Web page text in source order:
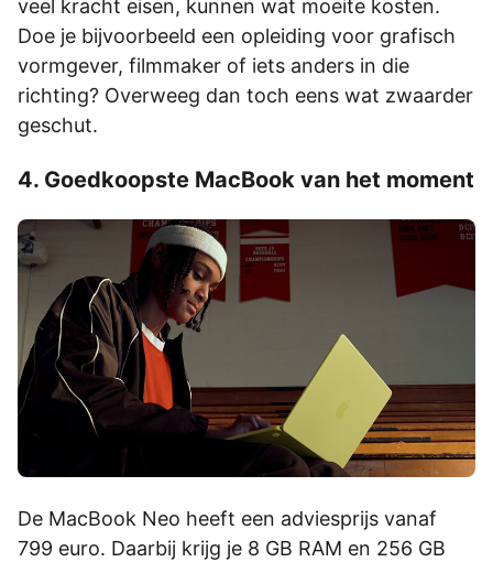
veel kracht eisen, kunnen wat moeite kosten.
Doe je bijvoorbeeld een opleiding voor grafisch
vormgever, filmmaker of iets anders in die
richting? Overweeg dan toch eens wat zwaarder
geschut.
4. Goedkoopste MacBook van het moment
De MacBook Neo heeft een adviesprijs vanaf
799 euro. Daarbij krijg je 8 GB RAM en 256 GB